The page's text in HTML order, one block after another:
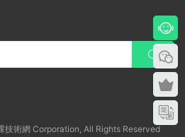
術網 Corporation, All Rights Reserved